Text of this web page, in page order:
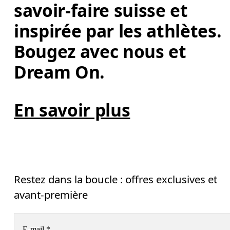
savoir-faire suisse et
inspirée par les athlètes.
Bougez avec nous et
Dream On.
En savoir plus
Restez dans la boucle : offres exclusives et
avant-première